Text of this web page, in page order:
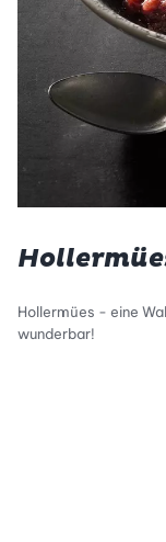
Hollermües - eine
wunderbar!